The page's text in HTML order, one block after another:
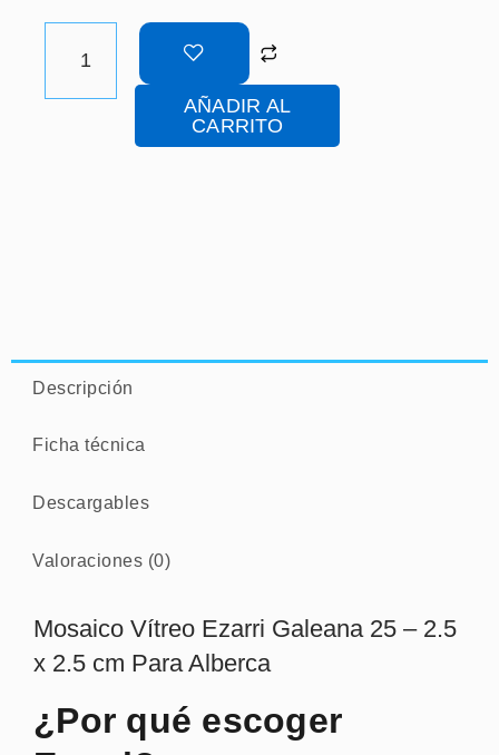
EZARRI
AÑADIR AL
CARRITO
Descripción
Ficha técnica
Descargables
Valoraciones (0)
Mosaico Vítreo Ezarri Galeana 25 – 2.5
x 2.5 cm Para Alberca
¿Por qué escoger